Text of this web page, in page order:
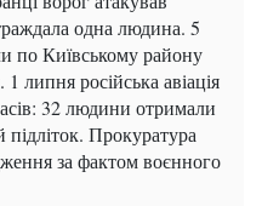
одна людина. 5
по Київському району
липня російська авіація
32 людини отримали
Прокуратура
за фактом воєнного